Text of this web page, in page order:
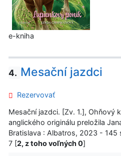
e-kniha
4. Mesační jazdci
Rezervovať
Mesační jazdci. [Zv. 1.], Ohňový
anglického originálu preložila
Bratislava : Albatros, 2023 -
7 [2, z toho voľných 0]